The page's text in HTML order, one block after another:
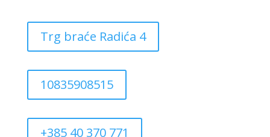
Trg braće Radića 4
10835908515
+385 40 370 771